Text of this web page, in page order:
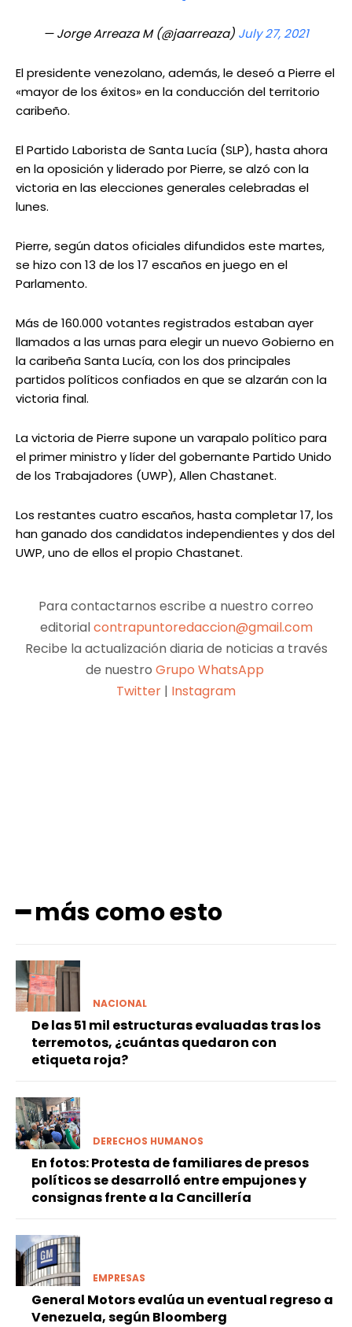
— Jorge Arreaza M (@jaarreaza) July 27, 2021
El presidente venezolano, además, le deseó a Pierre el
«mayor de los éxitos» en la conducción del territorio
caribeño.
El Partido Laborista de Santa Lucía (SLP), hasta ahora
en la oposición y liderado por Pierre, se alzó con la
victoria en las elecciones generales celebradas el
lunes.
Pierre, según datos oficiales difundidos este martes,
se hizo con 13 de los 17 escaños en juego en el
Parlamento.
Más de 160.000 votantes registrados estaban ayer
llamados a las urnas para elegir un nuevo Gobierno en
la caribeña Santa Lucía, con los dos principales
partidos políticos confiados en que se alzarán con la
victoria final.
La victoria de Pierre supone un varapalo político para
el primer ministro y líder del gobernante Partido Unido
de los Trabajadores (UWP), Allen Chastanet.
Los restantes cuatro escaños, hasta completar 17, los
han ganado dos candidatos independientes y dos del
UWP, uno de ellos el propio Chastanet.
Para contactarnos escribe a nuestro correo
editorialcontrapuntoredaccion@gmail.com
Recibe la actualización diaria de noticias a través
de nuestro Grupo WhatsApp
Twitter | Instagram
━ más como esto
NACIONAL
De las 51 mil estructuras evaluadas tras los
terremotos, ¿cuántas quedaron con
etiqueta roja?
DERECHOS HUMANOS
En fotos: Protesta de familiares de presos
políticos se desarrolló entre empujones y
consignas frente a la Cancillería
EMPRESAS
General Motors evalúa un eventual regreso a
Venezuela, según Bloomberg